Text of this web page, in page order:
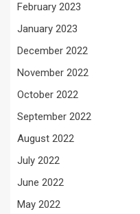
February 2023
January 2023
December 2022
November 2022
October 2022
September 2022
August 2022
July 2022
June 2022
May 2022